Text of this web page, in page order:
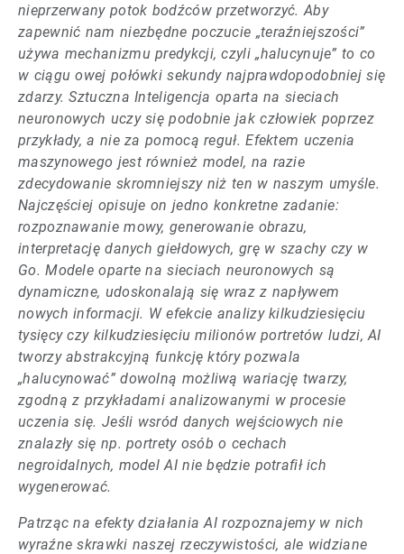
nieprzerwany potok bodźców przetworzyć. Aby
zapewnić nam niezbędne poczucie „teraźniejszości”
używa mechanizmu predykcji, czyli „halucynuje” to co
w ciągu owej połówki sekundy najprawdopodobniej się
zdarzy. Sztuczna Inteligencja oparta na sieciach
neuronowych uczy się podobnie jak człowiek poprzez
przykłady, a nie za pomocą reguł. Efektem uczenia
maszynowego jest również model, na razie
zdecydowanie skromniejszy niż ten w naszym umyśle.
Najczęściej opisuje on jedno konkretne zadanie:
rozpoznawanie mowy, generowanie obrazu,
interpretację danych giełdowych, grę w szachy czy w
Go. Modele oparte na sieciach neuronowych są
dynamiczne, udoskonalają się wraz z napływem
nowych informacji. W efekcie analizy kilkudziesięciu
tysięcy czy kilkudziesięciu milionów portretów ludzi, AI
tworzy abstrakcyjną funkcję który pozwala
„halucynować” dowolną możliwą wariację twarzy,
zgodną z przykładami analizowanymi w procesie
uczenia się. Jeśli wsród danych wejściowych nie
znalazły się np. portrety osób o cechach
negroidalnych, model AI nie będzie potrafił ich
wygenerować.
Patrząc na efekty działania AI rozpoznajemy w nich
wyraźne skrawki naszej rzeczywistości, ale widziane